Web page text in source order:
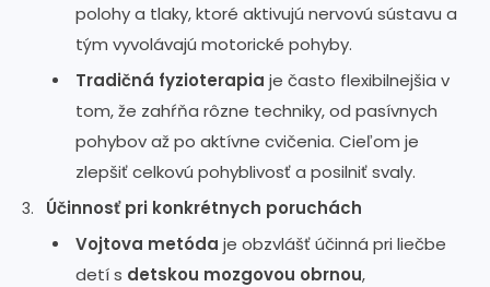
polohy a tlaky, ktoré aktivujú nervovú sústavu a
tým vyvolávajú motorické pohyby.
Tradičná fyzioterapia je často flexibilnejšia v
tom, že zahŕňa rôzne techniky, od pasívnych
pohybov až po aktívne cvičenia. Cieľom je
zlepšiť celkovú pohyblivosť a posilniť svaly.
Účinnosť pri konkrétnych poruchách
Vojtova metóda je obzvlášť účinná pri liečbe
detí s detskou mozgovou obrnou,